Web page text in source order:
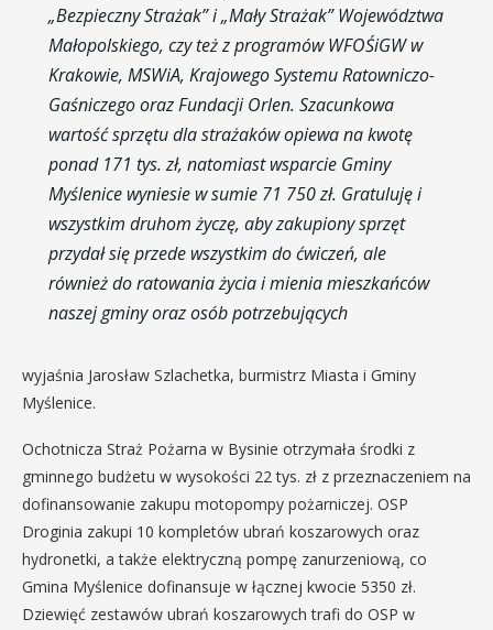
„Bezpieczny Strażak” i „Mały Strażak” Województwa
Małopolskiego, czy też z programów WFOŚiGW w
Krakowie, MSWiA, Krajowego Systemu Ratowniczo-
Gaśniczego oraz Fundacji Orlen. Szacunkowa
wartość sprzętu dla strażaków opiewa na kwotę
ponad 171 tys. zł, natomiast wsparcie Gminy
Myślenice wyniesie w sumie 71 750 zł. Gratuluję i
wszystkim druhom życzę, aby zakupiony sprzęt
przydał się przede wszystkim do ćwiczeń, ale
również do ratowania życia i mienia mieszkańców
naszej gminy oraz osób potrzebujących
wyjaśnia Jarosław Szlachetka, burmistrz Miasta i Gminy
Myślenice.
Ochotnicza Straż Pożarna w Bysinie otrzymała środki z
gminnego budżetu w wysokości 22 tys. zł z przeznaczeniem na
dofinansowanie zakupu motopompy pożarniczej. OSP
Droginia zakupi 10 kompletów ubrań koszarowych oraz
hydronetki, a także elektryczną pompę zanurzeniową, co
Gmina Myślenice dofinansuje w łącznej kwocie 5350 zł.
Dziewięć zestawów ubrań koszarowych trafi do OSP w